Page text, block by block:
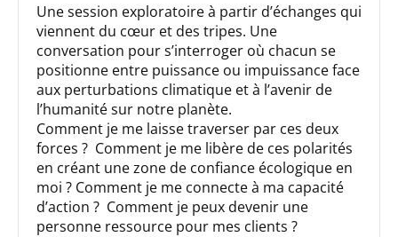
Une session exploratoire à partir d’échanges qui
viennent du cœur et des tripes. Une
conversation pour s’interroger où chacun se
positionne entre puissance ou impuissance face
aux perturbations climatique et à l’avenir de
l’humanité sur notre planète.
Comment je me laisse traverser par ces deux
forces ? Comment je me libère de ces polarités
en créant une zone de confiance écologique en
moi ? Comment je me connecte à ma capacité
d’action ? Comment je peux devenir une
personne ressource pour mes clients ?